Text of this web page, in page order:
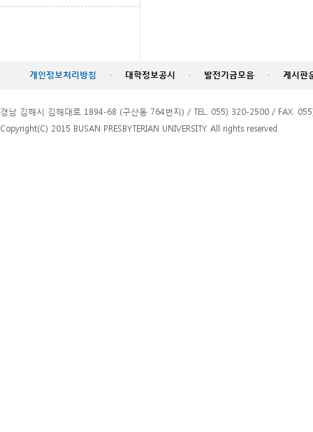
개인정보처리방침 · 대학정보공시 · 발전기금모음 · 게시판
경남 김해시 김해대로 1894-68 (구산동 764번지) / TEL. 055) 320-2500 / FAX.
Copyright(C) 2015 BUSAN PRESBYTERIAN UNIVERSITY. All rights reserved.